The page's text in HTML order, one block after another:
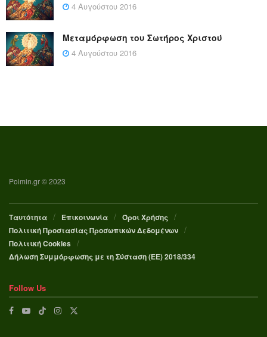
4 Αυγούστου 2016
Μεταμόρφωση του Σωτήρος Χριστού
4 Αυγούστου 2016
Poimin.gr © 2023
Ταυτότητα Επικοινωνία
Όροι Χρήσης
Πολιτική Προστασίας Προσωπικών Δεδομένων
Πολιτική Cookies
Δήλωση Συμμόρφωσης με τη Σύσταση (ΕΕ) 2018/334
Follow Us